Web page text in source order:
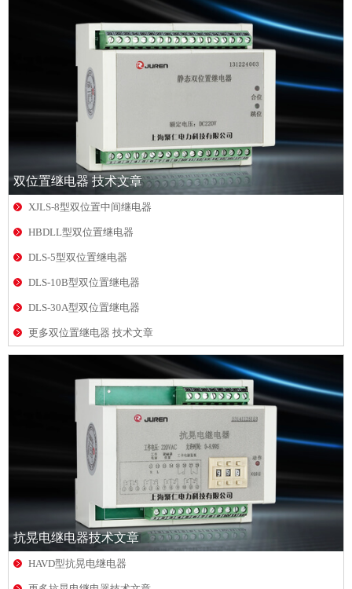
双位置继电器 技术文章
XJLS-8型双位置中间继电器
HBDLL型双位置继电器
DLS-5型双位置继电器
DLS-10B型双位置继电器
DLS-30A型双位置继电器
更多双位置继电器 技术文章
抗晃电继电器技术文章
HAVD型抗晃电继电器